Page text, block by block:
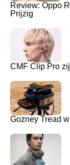
Review: Oppo
Prijzig
CMF Clip Pro
Gozney Tread